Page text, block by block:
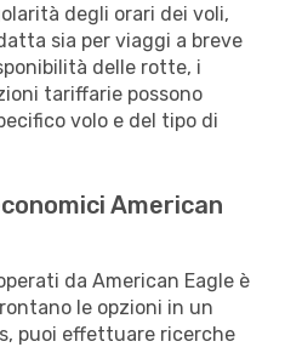
degli orari dei voli,
sia per viaggi a breve
delle rotte, i
tariffarie possono
volo e del tipo di
American
da American Eagle è
le opzioni in un
puoi effettuare ricerche